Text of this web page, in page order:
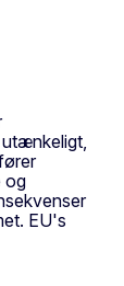
og
EU's